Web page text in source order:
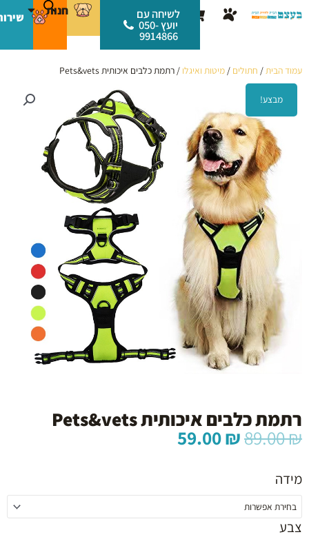
לתוכן
עגלת
קניות
לשיחה עם
יועץ 050-
9914866
חנות
עמוד הבית/ חתולים / מיטות ואיגלו / רתמת כלבים איכותית Pets&vets
מבצע!
רתמת כלבים איכותית Pets&vets
89.00₪ המחיר
המקורי
59.00₪ המחיר
מידה
צבע
איכותית